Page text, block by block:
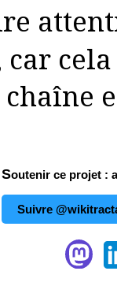
car
chaîne
Soutenir ce projet :
Suivre